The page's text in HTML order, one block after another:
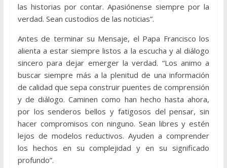
las historias por contar. Apasiónense siempre por la
verdad. Sean custodios de las noticias”.
Antes de terminar su Mensaje, el Papa Francisco los
alienta a estar siempre listos a la escucha y al diálogo
sincero para dejar emerger la verdad. “Los animo a
buscar siempre más a la plenitud de una información
de calidad que sepa construir puentes de comprensión
y de diálogo. Caminen como han hecho hasta ahora,
por los senderos bellos y fatigosos del pensar, sin
hacer compromisos con ninguno. Sean libres y estén
lejos de modelos reductivos. Ayuden a comprender
los hechos en su complejidad y en su significado
profundo”.